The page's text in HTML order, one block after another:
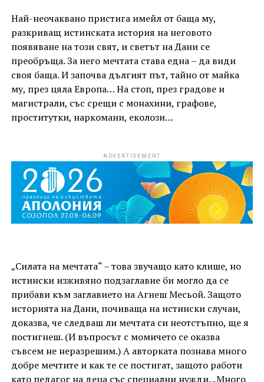
Най-неочаквано пристига имейл от баща му,
разкриващ истинската история на неговото
появяване на този свят, и светът на Дани се
преобръща. За него мечтата става една – да види
своя баща. И започва дългият път, тайно от майка
му, през цяла Европа… На стоп, през градове и
магистрали, със срещи с монахини, графове,
проститутки, наркомани, еколози…
ADVERTISEMENT
„Силата на мечтата“ – това звучащо като клише, но
истински изживяно подзаглавие би могло да се
прибави към заглавието на Агнеш Месьой. Защото
историята на Дани, почиваща на истински случаи,
доказва, че следваш ли мечтата си неотстъпно, ще я
постигнеш. (И въпросът с момичето се оказва
съвсем не неразрешим.) А авторката познава много
добре мечтите и как те се постигат, защото работи
като педагог на деца със специални нужди. „Много